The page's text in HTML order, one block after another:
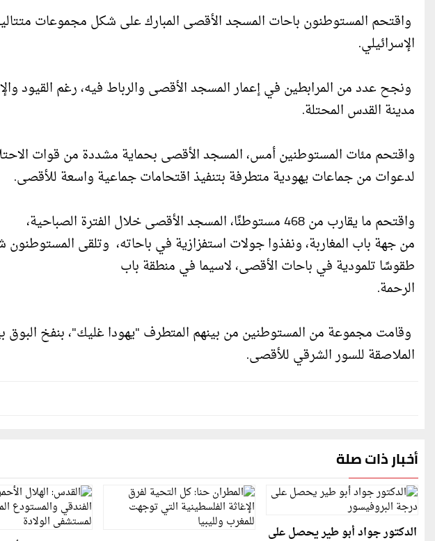
واقتحم المستوطنون باحات المسجد الأقصى المبارك على شكل مجموعات
الإسرائيلي.
ونجح عدد من المرابطين في إعمار المسجد الأقصى والرباط فيه، رغم القيود
مدينة القدس المحتلة.
واقتحم مئات المستوطنين أمس، المسجد الأقصى بحماية مشددة من قوات
لدعوات من جماعات يهودية متطرفة بتنفيذ اقتحامات جماعية واسعة للأقصى.
واقتحم ما يقارب من 468 مستوطنًا، المسجد الأقصى خلال الفترة الصباحية،
من جهة باب المغاربة، ونفذوا جولات استفزازية في باحاته، وتلقى
طقوسًا تلمودية في باحات الأقصى، لاسيما في منطقة باب
الرحمة.
وقامت مجموعة من المستوطنين من بينهم المتطرف "يهودا غليك"، بنفخ البوق
الملاصقة للسور الشرقي للأقصى.
أخبار ذات صلة
الدكتور جواد أبو طير يحصل على